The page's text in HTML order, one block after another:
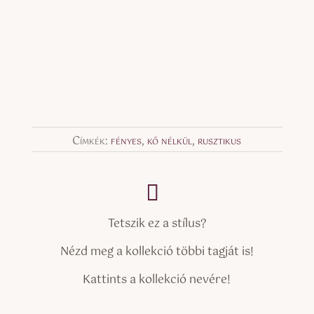
Címkék: fényes, kő nélkül, rusztikus
Tetszik ez a stílus?
Nézd meg a kollekció többi tagját is!
Kattints a kollekció nevére!